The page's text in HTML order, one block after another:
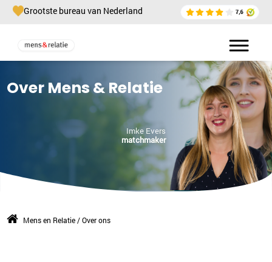
Grootste bureau van Nederland
Over Mens & Relatie
Imke Evers
matchmaker
Mens en Relatie /Over ons
email
Plan kennismaking
Leslie de Jong
072-7202218 |email